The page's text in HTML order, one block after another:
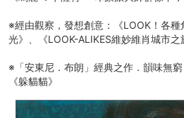
※經由觀察，發想創意：《LOOK！各
光》、《LOOK-ALIKES維妙維肖城市
※「安東尼．布朗」經典之作．韻味無
《躲貓貓》